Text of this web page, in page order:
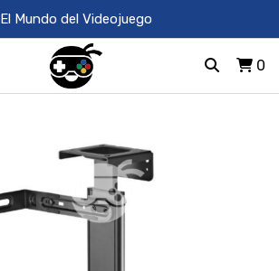
El Mundo del Videojuego
0